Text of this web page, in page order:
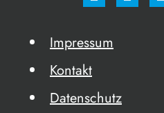
Impressum
Kontakt
Datenschutz